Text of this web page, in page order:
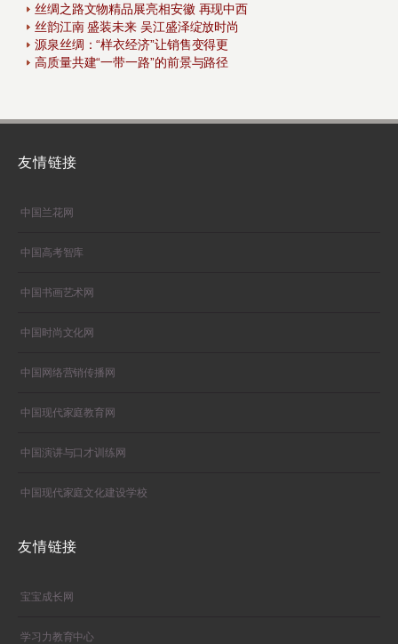
丝绸之路文物精品展亮相安徽 再现中西
丝韵江南 盛装未来 吴江盛泽绽放时尚
源泉丝绸：“样衣经济”让销售变得更
高质量共建“一带一路”的前景与路径
友情链接
中国兰花网
中国高考智库
中国书画艺术网
中国时尚文化网
中国网络营销传播网
中国现代家庭教育网
中国演讲与口才训练网
中国现代家庭文化建设学校
友情链接
宝宝成长网
学习力教育中心